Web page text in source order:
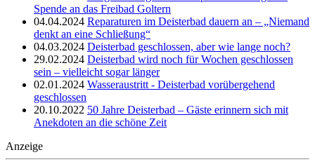
Spende an das Freibad Goltern
04.04.2024 Reparaturen im Deisterbad dauern an – „Niemand
denkt an eine Schließung“
04.03.2024 Deisterbad geschlossen, aber wie lange noch?
29.02.2024 Deisterbad wird noch für Wochen geschlossen
sein – vielleicht sogar länger
02.01.2024 Wasseraustritt - Deisterbad vorübergehend
geschlossen
20.10.2022 50 Jahre Deisterbad – Gäste erinnern sich mit
Anekdoten an die schöne Zeit
Anzeige